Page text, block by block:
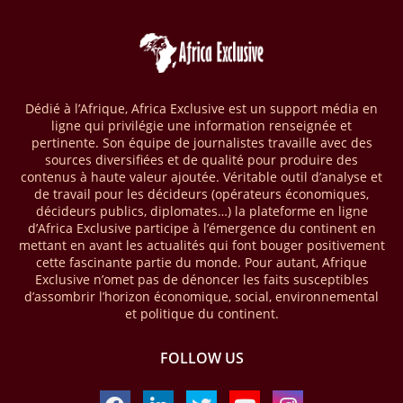
La Banque mondiale a approuvé un projet d’envergure visant à
transformer les économies forestières en Afrique centrale. Baptisé «
Congo » (SCBFEP), il mobilise 1,02 milliard $, dont une première
phase de 394,83 millions de dollars. C’est ce qu’indique l’institution
dans un communiqué publié mercredi 1er avril. Cette première phase
vise à améliorer la gestion forestière, renforcer les chaînes de valeur
et créer 220 000 emplois au Cameroun, en République centrafricaine
(RCA) et en République du Congo. Près de 8 millions d’hectares
seront placés sous gestion durable.
28/03/26 AFRIQUE - MOBILE MONEY
Selon le rapport publié par l’Association mondiale des opérateurs de
téléphonie mobile (GSMA), près de 1432 milliards USD ont transité
par les comptes de mobile money en Afrique au cours de l'année
que le continent a capté environ 66 % de la valeur des transactions de
Dédié à l’Afrique, Africa Exclusive est un support média en
ligne qui privilégie une information renseignée et
pertinente. Son équipe de journalistes travaille avec des
sources diversifiées et de qualité pour produire des
contenus à haute valeur ajoutée. Véritable outil d’analyse et
de travail pour les décideurs (opérateurs économiques,
décideurs publics, diplomates…) la plateforme en ligne
d’Africa Exclusive participe à l’émergence du continent en
mettant en avant les actualités qui font bouger positivement
cette fascinante partie du monde. Pour autant, Afrique
Exclusive n’omet pas de dénoncer les faits susceptibles
d’assombrir l’horizon économique, social, environnemental
et politique du continent.
FOLLOW US